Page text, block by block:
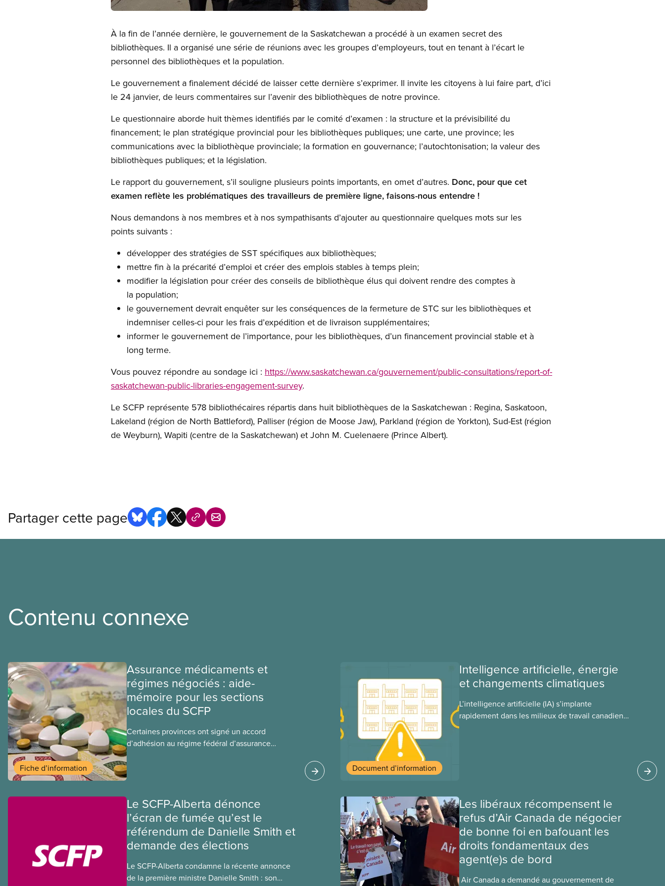
À la fin de l’année dernière, le gouvernement de la Saskatchewan a procédé à un examen secret des
bibliothèques. Il a organisé une série de réunions avec les groupes d’employeurs, tout en tenant à l’écart le
personnel des bibliothèques et la population.
Le gouvernement a finalement décidé de laisser cette dernière s’exprimer. Il invite les citoyens à lui faire part, d’ici
le 24 janvier, de leurs commentaires sur l’avenir des bibliothèques de notre province.
Le questionnaire aborde huit thèmes identifiés par le comité d’examen : la structure et la prévisibilité du
financement; le plan stratégique provincial pour les bibliothèques publiques; une carte, une province; les
communications avec la bibliothèque provinciale; la formation en gouvernance; l’autochtonisation; la valeur des
bibliothèques publiques; et la législation.
Le rapport du gouvernement, s’il souligne plusieurs points importants, en omet d’autres. Donc, pour que cet
examen reflète les problématiques des travailleurs de première ligne, faisons-nous entendre !
Nous demandons à nos membres et à nos sympathisants d’ajouter au questionnaire quelques mots sur les
points suivants :
développer des stratégies de SST spécifiques aux bibliothèques;
mettre fin à la précarité d’emploi et créer des emplois stables à temps plein;
modifier la législation pour créer des conseils de bibliothèque élus qui doivent rendre des comptes à
la population;
le gouvernement devrait enquêter sur les conséquences de la fermeture de STC sur les bibliothèques et
indemniser celles-ci pour les frais d’expédition et de livraison supplémentaires;
informer le gouvernement de l’importance, pour les bibliothèques, d’un financement provincial stable et à
long terme.
Vous pouvez répondre au sondage ici : https://www.saskatchewan.ca/gouvernement/public-consultations/report-of-
saskatchewan-public-libraries-engagement-survey.
Le SCFP représente 578 bibliothécaires répartis dans huit bibliothèques de la Saskatchewan : Regina, Saskatoon,
Lakeland (région de North Battleford), Palliser (région de Moose Jaw), Parkland (région de Yorkton), Sud-Est (région
de Weyburn), Wapiti (centre de la Saskatchewan) et John M. Cuelenaere (Prince Albert).
Partager cette page
Contenu connexe
Fiche d’information
Assurance médicaments et
régimes négociés : aide-
mémoire pour les sections
locales du SCFP
Certaines provinces ont signé un accord
d’adhésion au régime fédéral d’assurance
Document d’information
Intelligence artificielle, énergie
et changements climatiques
L’intelligence artificielle (IA) s’implante
rapidement dans les milieux de travail canadiens,
conséquences et les mesures à adopter pour
les prévenir.
Le SCFP-Alberta dénonce
l’écran de fumée qu’est le
référendum de Danielle Smith et
demande des élections
Le SCFP-Alberta condamne la récente annonce
de la première ministre Danielle Smith : son
Les libéraux récompensent le
refus d’Air Canada de négocier
de bonne foi en bafouant les
droits fondamentaux des
agent(e)s de bord
​ Air Canada a demandé au gouvernement de